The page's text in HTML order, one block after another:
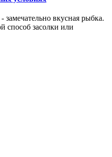
вкусная рыбка.
способ засолки или